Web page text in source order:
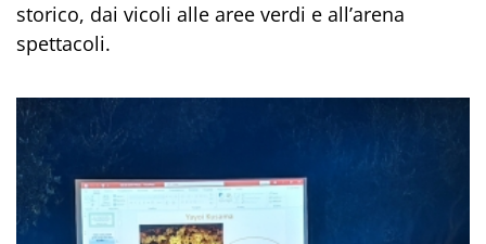
storico, dai vicoli alle aree verdi e all’arena
spettacoli.